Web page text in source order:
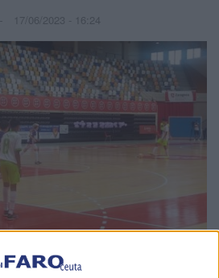
17/06/2023 - 16:24